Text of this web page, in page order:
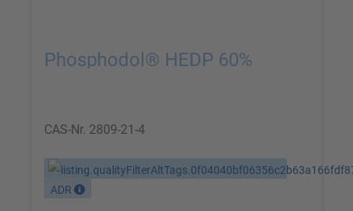
Phosphodol® HEDP 60%
CAS-Nr. 2809-21-4
ADR